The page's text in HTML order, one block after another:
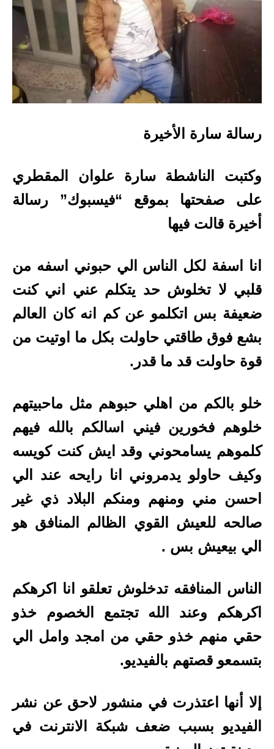
رسالة سارة الأخيرة
وكتبت الناشطة سارة علوان المقطري
على صفحتها بموقع “فيسبوك” رسالة
أخيرة قالت فيها
انا اسفة لكل الناس الي حبوني اسفه من
قلبي لا تخلوش حد يتكلم عني اني كنت
ضعيفة بس اتكلمو عن كم انه كان العالم
بشع فوق طاقتي حاولت بكل ما اوتيت من
قوة حاولت قد ما قدر.
خلو بالكم من اهلي حبوهم مثل ماحبيتهم
خلوهم فخورين فيني اسالكم بالله فيهم
كلموهم يسامحوني وقد ايش كنت كويسه
وكيف حاولو يدمروني انا رايحه عند الي
احسن مني ومنهم ومنكم البلاد ذي غير
صالحه للعيش القوي الظالم المنافق هو
الي بيعيش بس .
الناس المنافقه تدخلوش تعلقو انا اكرهكم
اكرهكم وعند الله تجتمع الخصوم خذو
حقي منهم خذو حقي من امجد وامل الي
بتسمعو قصتهم بالفيديو.
إلا أنها اعتذرت في منشور لاحق عن نشر
الفيديو بسبب ضعف شبكة الانترنت في